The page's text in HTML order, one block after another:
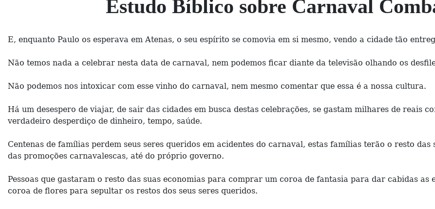
Estudo Bíblico sobre Carnaval
E, enquanto Paulo os esperava em Atenas, o seu espírito se comovia em si mesmo, vendo a cidade tão
Não temos nada a celebrar nesta data de carnaval, nem podemos ficar diante da televisão olhando os
Não podemos nos intoxicar com esse vinho do carnaval, nem mesmo comentar que essa é a nossa cultura.
Há um desespero de viajar, de sair das cidades em busca destas celebrações, se gastam milhares de reais
verdadeiro desperdiço de dinheiro, tempo, saúde.
Centenas de famílias perdem seus seres queridos em acidentes do carnaval, estas famílias terão o resto
das promoções carnavalescas, até do próprio governo.
Pessoas que gastaram o resto das suas economias para comprar um coroa de fantasia para dar cabidas
coroa de flores para sepultar os restos dos seus seres queridos.